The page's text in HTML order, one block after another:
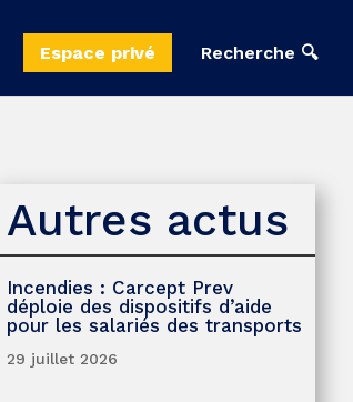
Espace privé Recherche 🔍
Autres actus
Incendies : Carcept Prev
déploie des dispositifs d’aide
pour les salariés des transports
29 juillet 2026